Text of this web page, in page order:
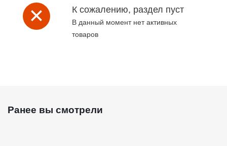
К сожалению, раздел пуст
В данный момент нет активных
товаров
Ранее вы смотрели